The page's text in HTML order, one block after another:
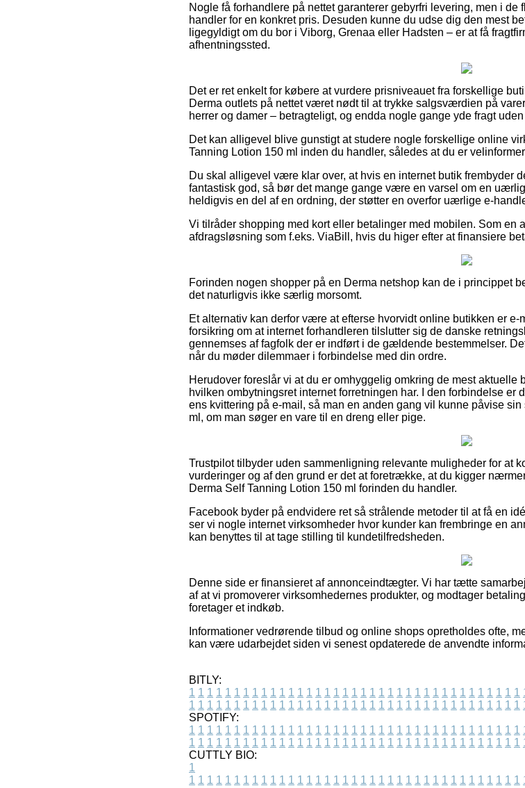
Nogle få forhandlere på nettet garanterer gebyrfri levering, men i
handler for en konkret pris. Desuden kunne du udse dig den mest
ligegyldigt om du bor i Viborg, Grenaa eller Hadsten – er at få
afhentningssted.
Det er ret enkelt for købere at vurdere prisniveauet fra forskellige
Derma outlets på nettet været nødt til at trykke salgsværdien på
herrer og damer – betragteligt, og endda nogle gange yde fragt
Det kan alligevel blive gunstigt at studere nogle forskellige online
Tanning Lotion 150 ml inden du handler, således at du er
Du skal alligevel være klar over, at hvis en internet butik frembyder
fantastisk god, så bør det mange gange være en varsel om en
heldigvis en del af en ordning, der støtter en overfor uærlige e-
Vi tilråder shopping med kort eller betalinger med mobilen. Som en
afdragsløsning som f.eks. ViaBill, hvis du higer efter at finansiere
Forinden nogen shopper på en Derma netshop kan de i princippet
det naturligvis ikke særlig morsomt.
Et alternativ kan derfor være at efterse hvorvidt online butikken er
forsikring om at internet forhandleren tilslutter sig de danske
gennemses af fagfolk der er indført i de gældende bestemmelser.
når du møder dilemmaer i forbindelse med din ordre.
Herudover foreslår vi at du er omhyggelig omkring de mest
hvilken ombytningsret internet forretningen har. I den forbindelse er
ens kvittering på e-mail, så man en anden gang vil kunne påvise
ml, om man søger en vare til en dreng eller pige.
Trustpilot tilbyder uden sammenligning relevante muligheder for at
vurderinger og af den grund er det at foretrække, at du kigger
Derma Self Tanning Lotion 150 ml forinden du handler.
Facebook byder på endvidere ret så strålende metoder til at få en
ser vi nogle internet virksomheder hvor kunder kan frembringe en
kan benyttes til at tage stilling til kundetilfredsheden.
Denne side er finansieret af annonceindtægter. Vi har tætte
af at vi promoverer virksomhedernes produkter, og modtager
foretager et indkøb.
Informationer vedrørende tilbud og online shops opretholdes ofte,
kan være udarbejdet siden vi senest opdaterede de anvendte
BITLY:
1 1 1 1 1 1 1 1 1 1 1 1 1 1 1 1 1 1 1 1 1 1 1 1 1 1 1 1 1 1 1 1 1 1 1 1 1
1 1 1 1 1 1 1 1 1 1 1 1 1 1 1 1 1 1 1 1 1 1 1 1 1 1 1 1 1 1 1 1 1 1 1 1 1
SPOTIFY:
1 1 1 1 1 1 1 1 1 1 1 1 1 1 1 1 1 1 1 1 1 1 1 1 1 1 1 1 1 1 1 1 1 1 1 1 1
1 1 1 1 1 1 1 1 1 1 1 1 1 1 1 1 1 1 1 1 1 1 1 1 1 1 1 1 1 1 1 1 1 1 1 1 1
CUTTLY BIO:
1
1 1 1 1 1 1 1 1 1 1 1 1 1 1 1 1 1 1 1 1 1 1 1 1 1 1 1 1 1 1 1 1 1 1 1 1 1